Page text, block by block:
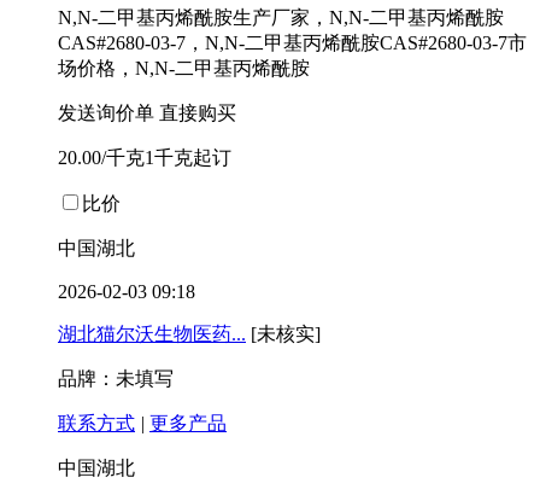
N,N-二甲基丙烯酰胺生产厂家，N,N-二甲基丙烯酰胺
CAS#2680-03-7，N,N-二甲基丙烯酰胺CAS#2680-03-7市
场价格，N,N-二甲基丙烯酰胺
发送询价单 直接购买
20.00/千克1千克起订
比价
中国湖北
2026-02-03 09:18
湖北猫尔沃生物医药... [未核实]
品牌：未填写
联系方式 | 更多产品
中国湖北